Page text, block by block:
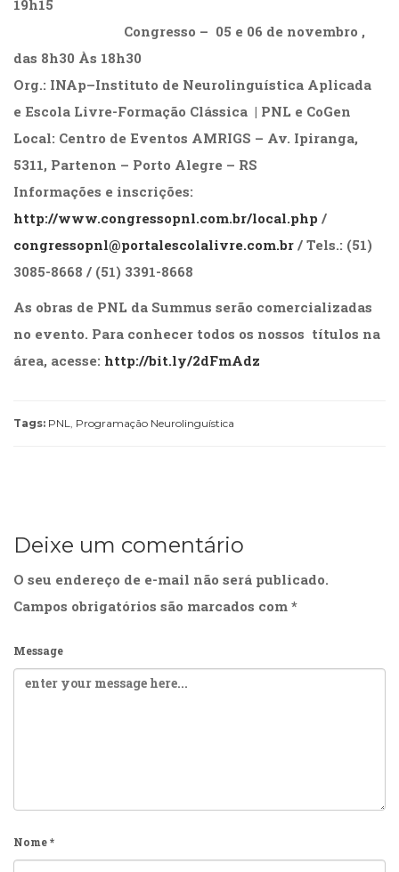
19h15
Congresso – 05 e 06 de novembro ,
das 8h30 Às 18h30
Org.: INAp–Instituto de Neurolinguística Aplicada
e Escola Livre-Formação Clássica | PNL e CoGen
Local: Centro de Eventos AMRIGS – Av. Ipiranga,
5311, Partenon – Porto Alegre – RS
Informações e inscrições:
http://www.congressopnl.com.br/local.php /
congressopnl@portalescolalivre.com.br / Tels.: (51)
3085-8668 / (51) 3391-8668
As obras de PNL da Summus serão comercializadas
no evento. Para conhecer todos os nossos títulos na
área, acesse: http://bit.ly/2dFmAdz
Tags: PNL, Programação Neurolinguística
Deixe um comentário
O seu endereço de e-mail não será publicado.
Campos obrigatórios são marcados com *
Message
Nome*